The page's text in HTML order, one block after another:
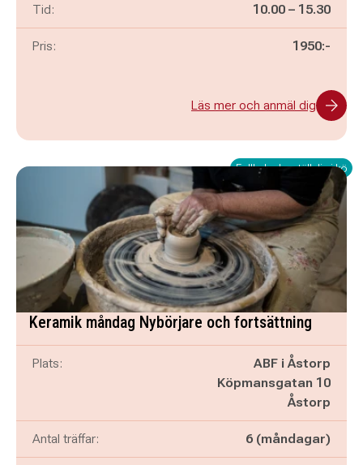
Tid: Pågår mellan
10.00 – och
15.30
Pris: 1950:-
Läs mer och anmäl dig
Fullbokad – ställ dig i kö
Keramik måndag Nybörjare och fortsättning
Plats:
ABF i Åstorp
Köpmansgatan 10
Åstorp
Antal träffar: 6 (måndagar)